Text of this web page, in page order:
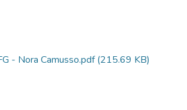
- Nora Camusso.pdf(215.69 KB)